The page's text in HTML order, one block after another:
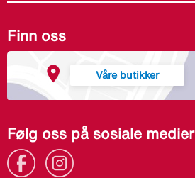
Finn oss
Våre butikker
Følg oss på sosiale medier